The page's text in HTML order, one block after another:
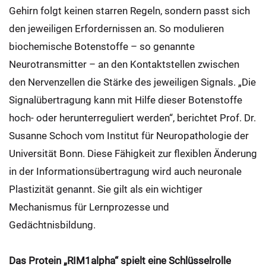
Gehirn folgt keinen starren Regeln, sondern passt sich
den jeweiligen Erfordernissen an. So modulieren
biochemische Botenstoffe – so genannte
Neurotransmitter – an den Kontaktstellen zwischen
den Nervenzellen die Stärke des jeweiligen Signals. „Die
Signalübertragung kann mit Hilfe dieser Botenstoffe
hoch- oder herunterreguliert werden“, berichtet Prof. Dr.
Susanne Schoch vom Institut für Neuropathologie der
Universität Bonn. Diese Fähigkeit zur flexiblen Änderung
in der Informationsübertragung wird auch neuronale
Plastizität genannt. Sie gilt als ein wichtiger
Mechanismus für Lernprozesse und
Gedächtnisbildung.
Das Protein „RIM1alpha“ spielt eine Schlüsselrolle